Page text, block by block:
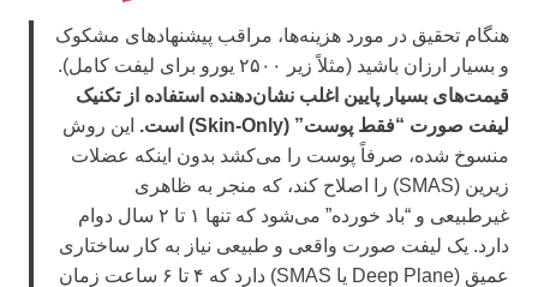
هنگام تحقیق در مورد هزینه‌ها، مراقب پیشنهادهای مشکوک
و بسیار ارزان باشید (مثلاً زیر ۲۵۰۰ یورو برای لیفت کامل).
قیمت‌های بسیار پایین اغلب نشان‌دهنده استفاده از تکنیک
لیفت صورت “فقط پوست” (Skin-Only) است.
این روش
منسوخ شده، صرفاً پوست را می‌کشد بدون اینکه عضلات
زیرین (SMAS) را اصلاح کند، که منجر به ظاهری
غیرطبیعی و “باد خورده” می‌شود که تنها ۱ تا ۲ سال دوام
دارد. یک لیفت صورت واقعی و طبیعی نیاز به کار ساختاری
عمیق (Deep Plane یا SMAS) دارد که ۴ تا ۶ ساعت زمان